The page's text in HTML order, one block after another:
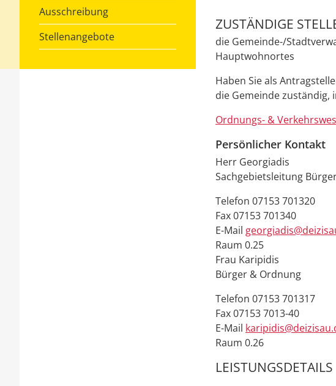
Ausschreibung
Stellenangebote
ZUSTÄNDIGE
die Gemeinde-/
Hauptwohnortes
Haben Sie als
die Gemeinde zuständig,
Ordnungs- &
Persönlicher Kontakt
Herr Georgiadis
Sachgebietsleitung
Telefon 07153 701320
Fax07153 701340
E-Mail
Raum 0.25
Frau Karipidis
Bürger & Ordnung
Telefon 07153 701317
Fax07153 7013-40
E-Mail
Raum 0.26
LEISTUNGSDETAILS